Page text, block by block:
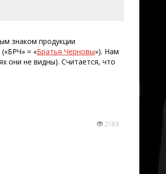
знаком продукции
= «Братья Черновы»). Нам
они не видны). Считается, что
2183